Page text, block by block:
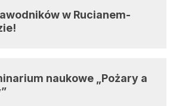
w Rucianem-
naukowe „Pożary a